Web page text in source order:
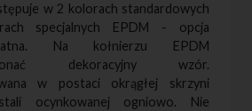
w 2 kolorach standardowych
specjalnych EPDM - opcja
Na kołnierzu EPDM
dekoracyjny wzór.
w postaci okrągłej skrzyni
ocynkowanej ogniowo. Nie